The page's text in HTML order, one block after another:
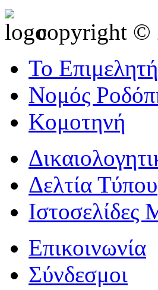
copyright ©
Το
Νομός
Κομοτηνή
Δελτία Τύπου
Ιστοσελίδες
Επικοινωνία
Σύνδεσμοι